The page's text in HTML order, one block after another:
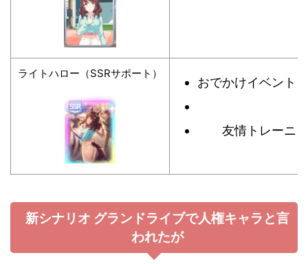
ライトハロー（SSRサポート）
おでかけイベント
友情トレーニ
新シナリオ グランドライブで人権キャラと言
われたが